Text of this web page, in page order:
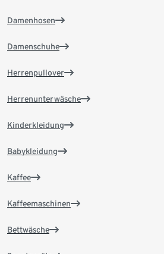
Damenhosen
Damenschuhe
Herrenpullover
Herrenunterwäsche
Kinderkleidung
Babykleidung
Kaffee
Kaffeemaschinen
Bettwäsche